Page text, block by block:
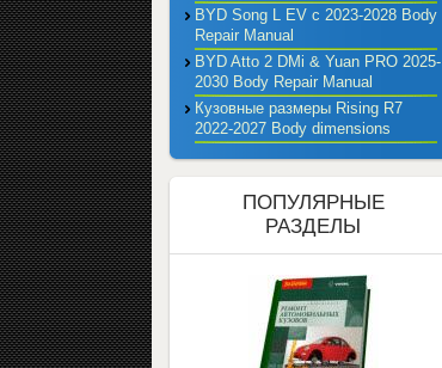
BYD Song L EV с 2023-2028 Body
Repair Manual
BYD Atto 2 DMi & Yuan PRO 2025-
2030 Body Repair Manual
Кузовные размеры Rising R7
2022-2027 Body dimensions
ПОПУЛЯРНЫЕ
РАЗДЕЛЫ